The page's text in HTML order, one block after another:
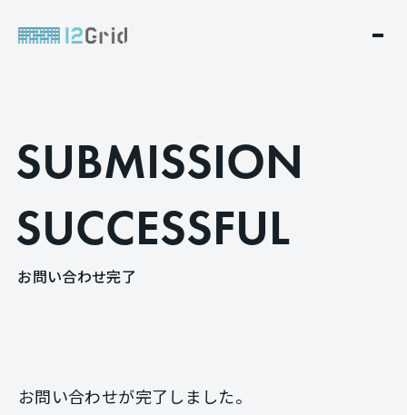
SUBMISSION
SUCCESSFUL
お問い合わせ完了
お問い合わせが完了しました。